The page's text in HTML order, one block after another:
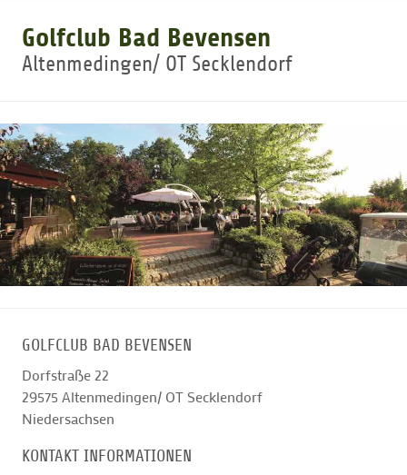
GOLFTURNIERE
GOLF CARD
MITGLIEDSCHAFT
GOLF NEWS
Golfclub Bad Bevensen
Altenmedingen/ OT Secklendorf
GOLFCLUB BAD BEVENSEN
Dorfstraße 22
29575 Altenmedingen/ OT Secklendorf
Niedersachsen
KONTAKT INFORMATIONEN